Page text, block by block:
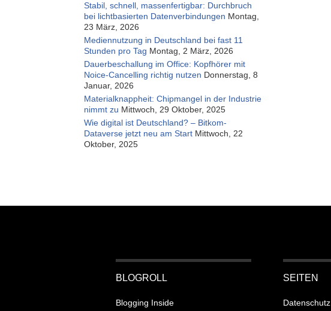
Stabil, schnell, massenfertigbar: Durchbruch
bei lichtbasierten Datenverbindungen Montag,
23 März, 2026
Mediennutzung in Deutschland bei fast 11
Stunden pro Tag Montag, 2 März, 2026
Dauerbeschallung im Office: Kopfhörer mit
Noice-Cancelling richtig nutzen Donnerstag, 8
Januar, 2026
Materialknappheit: Chipmangel in der Industrie
nimmt zu Mittwoch, 29 Oktober, 2025
Wie digital ist Deutschland? – Bitkom-
Dataverse jetzt neu am Start Mittwoch, 22
Oktober, 2025
BLOGROLL
Blogging Inside
SEITEN
Datenschutz